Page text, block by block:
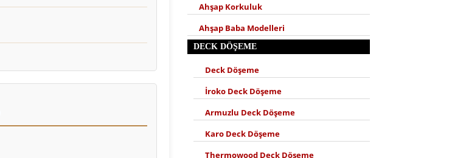
Ahşap Korkuluk
Ahşap Baba Modelleri
DECK DÖŞEME
Deck Döşeme
İroko Deck Döşeme
Armuzlu Deck Döşeme
Karo Deck Döşeme
Thermowood Deck Döşeme